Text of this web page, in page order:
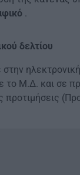
.
δελτίου
το Μ.Δ. και σε
προτιμήσεις